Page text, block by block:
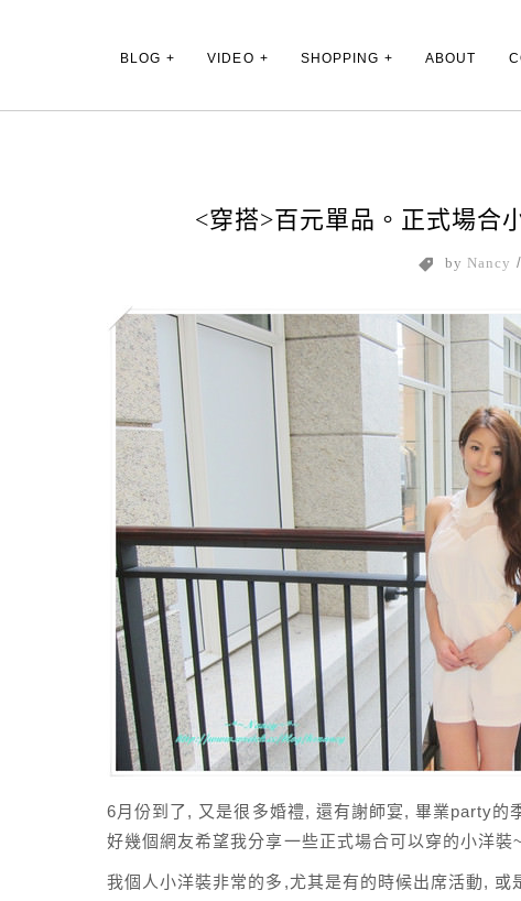
Main Menu
BLOG VIDEO SHOPPING ABOUT
<穿搭>百元單品。正式場合
by Nancy /
6月份到了, 又是很多婚禮, 還有謝師宴, 畢業party的
好幾個網友希望我分享一些正式場合可以穿的小洋裝~
我個人小洋裝非常的多,尤其是有的時候出席活動, 或